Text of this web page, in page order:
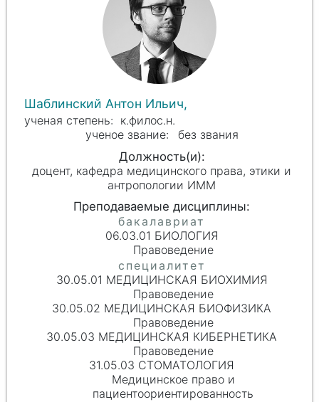
Шаблинский Антон Ильич,
к.филос.н.
без звания
доцент, кафедра медицинского права, этики и
антропологии ИММ
06.03.01 БИОЛОГИЯ
Правоведение
30.05.01 МЕДИЦИНСКАЯ БИОХИМИЯ
Правоведение
30.05.02 МЕДИЦИНСКАЯ БИОФИЗИКА
Правоведение
30.05.03 МЕДИЦИНСКАЯ КИБЕРНЕТИКА
Правоведение
31.05.03 СТОМАТОЛОГИЯ
Медицинское право и
пациентоориентированность